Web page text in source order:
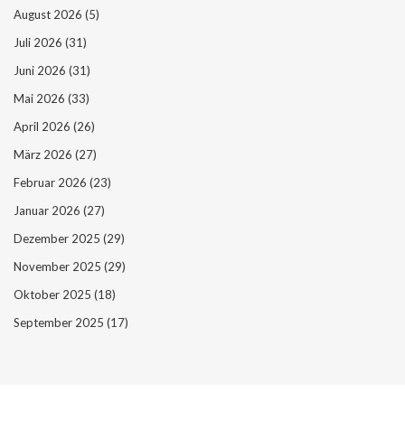
August 2026 (5)
Juli 2026 (31)
Juni 2026 (31)
Mai 2026 (33)
April 2026 (26)
März 2026 (27)
Februar 2026 (23)
Januar 2026 (27)
Dezember 2025 (29)
November 2025 (29)
Oktober 2025 (18)
September 2025 (17)